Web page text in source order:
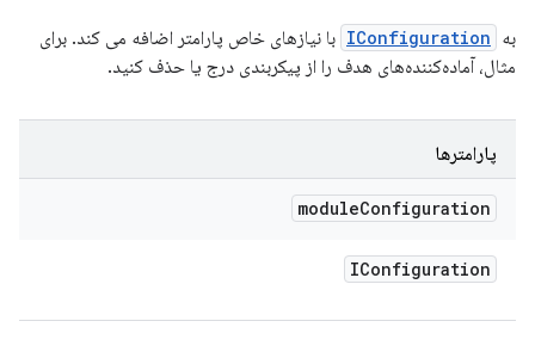
به IConfiguration با نیازهای خاص پارامتر اضافه می کند. برای
مثال، آماده‌کننده‌های هدف را از پیکربندی درج یا حذف کنید.
پارامترها
moduleConfiguration
IConfiguration